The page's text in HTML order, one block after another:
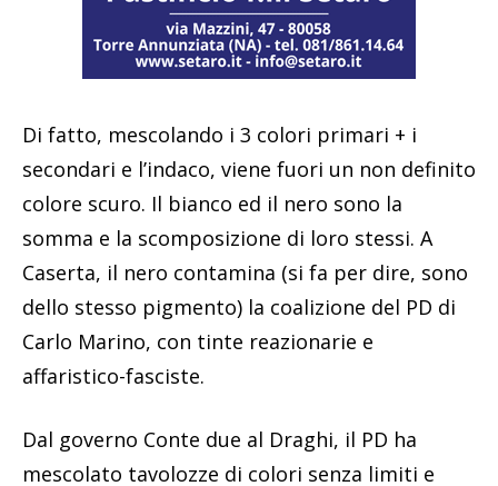
Di fatto, mescolando i 3 colori primari + i
secondari e l’indaco, viene fuori un non definito
colore scuro. Il bianco ed il nero sono la
somma e la scomposizione di loro stessi. A
Caserta, il nero contamina (si fa per dire, sono
dello stesso pigmento) la coalizione del PD di
Carlo Marino, con tinte reazionarie e
affaristico-fasciste.
Dal governo Conte due al Draghi, il PD ha
mescolato tavolozze di colori senza limiti e